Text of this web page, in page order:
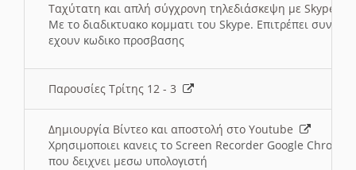
Ταχύτατη και απλή σύγχρονη τηλεδιάσκεψη με Skype
Με το διαδικτυακο κομματι του Skype. Επιτρέπει
εχουν κωδικο προσβασης
Παρουσίες Τρίτης 12 - 3
Δημιουργία Βίντεο και αποστολή στο Youtube
Χρησιμοποιει κανεις το Screen Recorder Google Chrome
που δειχνει μεσω υπολογιστή